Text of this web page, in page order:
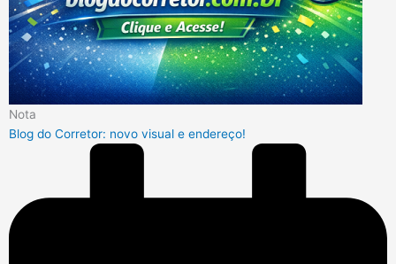
Nota
Blog do Corretor: novo visual e endereço!